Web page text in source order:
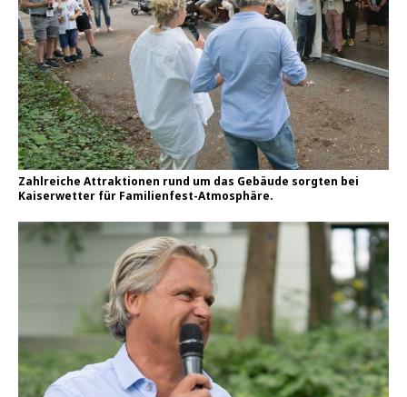
Zahlreiche Attraktionen rund um das Gebäude sorgten bei
Kaiserwetter für Familienfest-Atmosphäre.